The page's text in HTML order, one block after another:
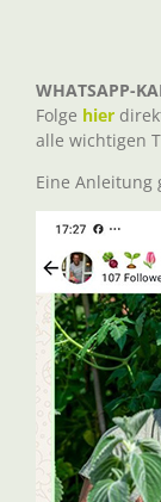
WHATSAPP-
Folge hier
alle wichtigen
Eine Anleitung